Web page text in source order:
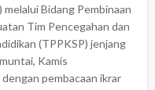
Bidang Pembinaan
Tim Pencegahan dan
(TPPKSP) jenjang
Kamis
pembacaan ikrar